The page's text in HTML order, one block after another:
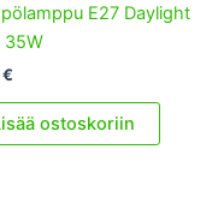
E27 Daylight
35W
€
ostoskoriin